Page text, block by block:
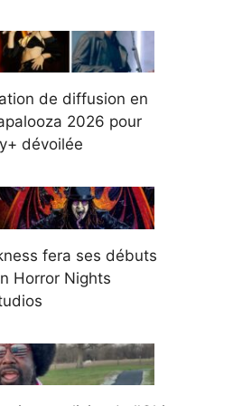
de diffusion en
2026 pour
dévoilée
fera ses débuts
Horror Nights